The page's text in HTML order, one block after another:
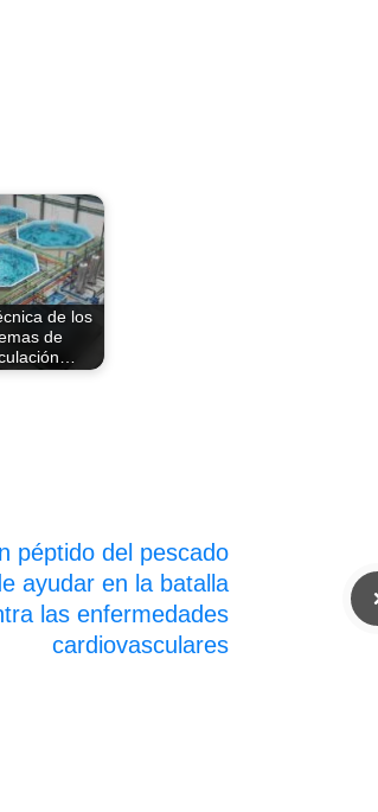
de los
de
péptido del pescado
ayudar en la batalla
las enfermedades
cardiovasculares